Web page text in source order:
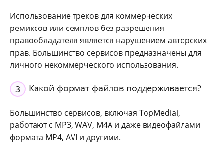
Использование треков для коммерческих
ремиксов или семплов без разрешения
правообладателя является нарушением авторских
прав. Большинство сервисов предназначены для
личного некоммерческого использования.
3 Какой формат файлов поддерживается?
Большинство сервисов, включая TopMediai,
работают с MP3, WAV, M4A и даже видеофайлами
формата MP4, AVI и другими.